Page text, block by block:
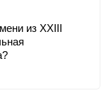
из XXIII